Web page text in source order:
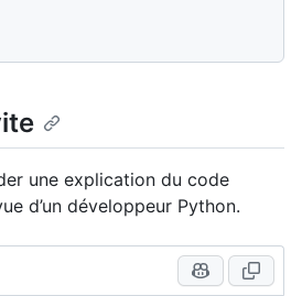
une explication du code
d’un développeur Python.